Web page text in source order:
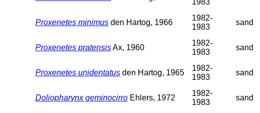
1983
Proxenetes minimus den Hartog, 1966
1982-
1983
sand
Proxenetes pratensisAx, 1960
1982-
1983
sand
Proxenetes unidentatus den Hartog, 1965
1982-
1983
sand
Doliopharynx geminocirro Ehlers, 1972
1982-
1983
sand